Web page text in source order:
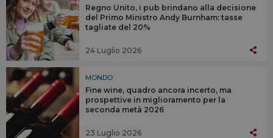
Regno Unito, i pub brindano alla decisione
del Primo Ministro Andy Burnham: tasse
tagliate del 20%
24 Luglio 2026
MONDO
Fine wine, quadro ancora incerto, ma
prospettive in miglioramento per la
seconda metà 2026
23 Luglio 2026